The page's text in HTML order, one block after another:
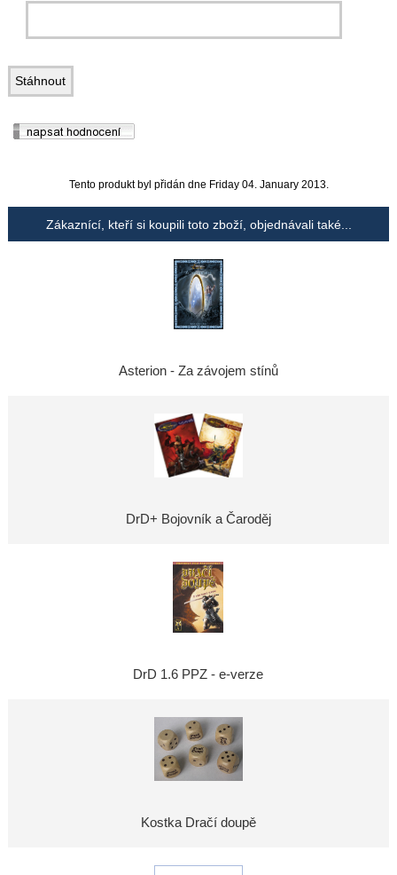
Tento produkt byl přidán dne Friday 04. January 2013.
Zákaznící, kteří si koupili toto zboží, objednávali také...
Asterion - Za závojem stínů
DrD+ Bojovník a Čaroděj
DrD 1.6 PPZ - e-verze
Kostka Dračí doupě